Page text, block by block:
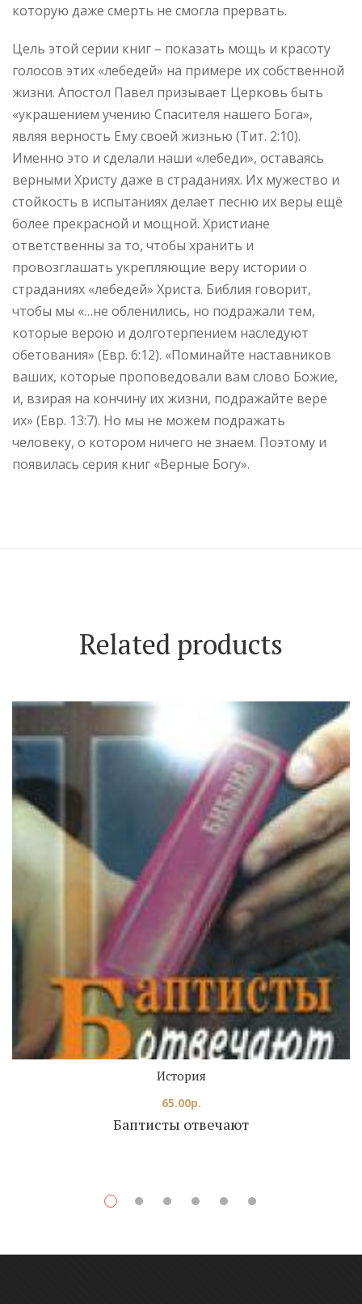
которую даже смерть не смогла прервать.
Цель этой серии книг – показать мощь и красоту
голосов этих «лебедей» на примере их собственной
жизни. Апостол Павел призывает Церковь быть
«украшением учению Спасителя нашего Бога»,
являя верность Ему своей жизнью (Тит. 2:10).
Именно это и сделали наши «лебеди», оставаясь
верными Христу даже в страданиях. Их мужество и
стойкость в испытаниях делает песню их веры ещё
более прекрасной и мощной. Христиане
ответственны за то, чтобы хранить и
провозглашать укрепляющие веру истории о
страданиях «лебедей» Христа. Библия говорит,
чтобы мы «…не обленились, но подражали тем,
которые верою и долготерпением наследуют
обетования» (Евр. 6:12). «Поминайте наставников
ваших, которые проповедовали вам слово Божие,
и, взирая на кончину их жизни, подражайте вере
их» (Евр. 13:7). Но мы не можем подражать
человеку, о котором ничего не знаем. Поэтому и
появилась серия книг «Верные Богу».
Related products
Баптисты отвечают
История
65.00р.